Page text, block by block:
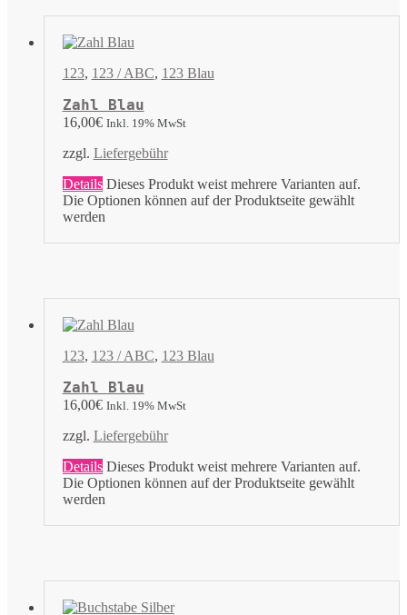
123, 123 / ABC, 123 Blau
Zahl Blau
16,00€ Inkl. 19% MwSt
zzgl. Liefergebühr
Details Dieses Produkt weist mehrere Varianten auf.
Die Optionen können auf der Produktseite gewählt
werden
123, 123 / ABC, 123 Blau
Zahl Blau
16,00€ Inkl. 19% MwSt
zzgl. Liefergebühr
Details Dieses Produkt weist mehrere Varianten auf.
Die Optionen können auf der Produktseite gewählt
werden